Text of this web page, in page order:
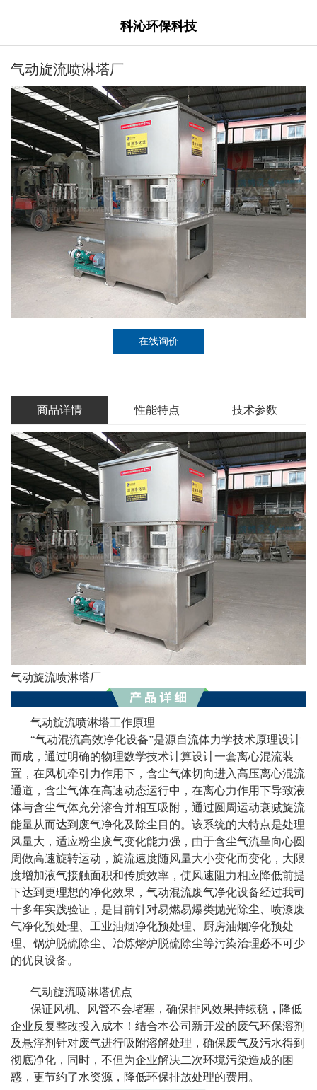
科沁环保科技
气动旋流喷淋塔厂
在线询价
商品详情 性能特点 技术参数
气动旋流喷淋塔厂
气动旋流喷淋塔工作原理
“气动混流高效净化设备”是源自流体力学技术原理设计
而成，通过明确的物理数学技术计算设计一套离心混流装
置，在风机牵引力作用下，含尘气体切向进入高压离心混流
通道，含尘气体在高速动态运行中，在离心力作用下导致液
体与含尘气体充分溶合并相互吸附，通过圆周运动衰减旋流
能量从而达到废气净化及除尘目的。该系统的大特点是处理
风量大，适应粉尘废气变化能力强，由于含尘气流呈向心圆
周做高速旋转运动，旋流速度随风量大小变化而变化，大限
度增加液气接触面积和传质效率，使风速阻力相应降低前提
下达到更理想的净化效果，气动混流废气净化设备经过我司
十多年实践验证，是目前针对易燃易爆类抛光除尘、喷漆废
气净化预处理、工业油烟净化预处理、厨房油烟净化预处
理、锅炉脱硫除尘、冶炼熔炉脱硫除尘等污染治理必不可少
的优良设备。
气动旋流喷淋塔优点
保证风机、风管不会堵塞，确保排风效果持续稳，降低
企业反复整改投入成本！结合本公司新开发的废气环保溶剂
及悬浮剂针对废气进行吸附溶解处理，确保废气及污水得到
彻底净化，同时，不但为企业解决二次环境污染造成的困
惑，更节约了水资源，降低环保排放处理的费用。